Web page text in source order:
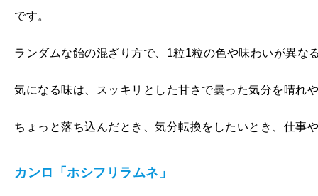
です。
ランダムな飴の混ざり方で、1粒1粒の色や味わいが異な
気になる味は、スッキリとした甘さで曇った気分を晴れ
ちょっと落ち込んだとき、気分転換をしたいとき、仕事
カンロ「ホシフリラムネ」